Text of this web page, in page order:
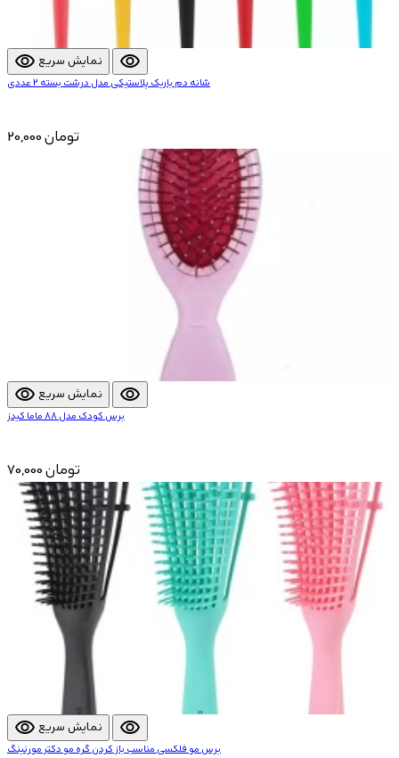
visibility نمایش سریع visibility
شانه دم باریک پلاستیکی مدل درشت بسته 2 عددی
20,000 تومان
visibility نمایش سریع visibility
برس کودک مدل 88 ماما کیدز
70,000 تومان
visibility نمایش سریع visibility
برس مو فلکسی مناسب باز کردن گره مو دکتر مورنینگ